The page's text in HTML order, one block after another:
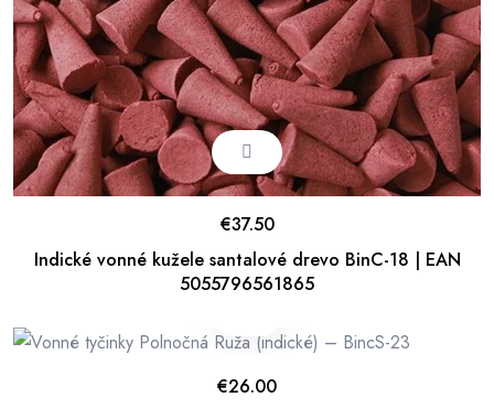
Indické vonné kužele santalové drevo BinC-18 | EAN
5055796561865
€37.50
€26.00